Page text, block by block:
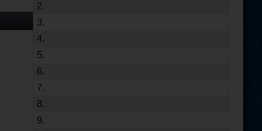
2.
3.
4.
5.
6.
7.
8.
9.